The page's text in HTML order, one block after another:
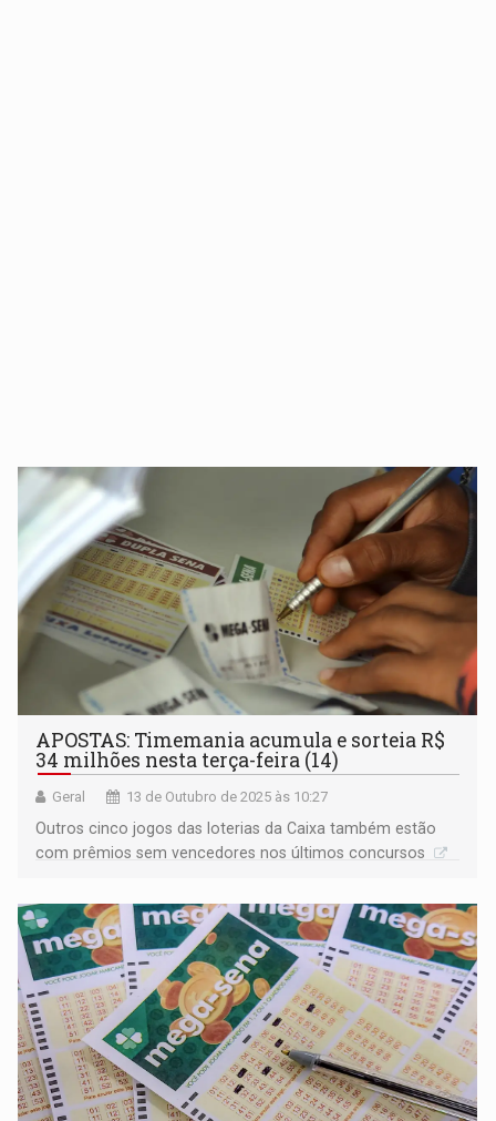
APOSTAS: Timemania acumula e sorteia R$
34 milhões nesta terça-feira (14)
Geral 13 de Outubro de 2025 às 10:27
Outros cinco jogos das loterias da Caixa também estão
com prêmios sem vencedores nos últimos concursos